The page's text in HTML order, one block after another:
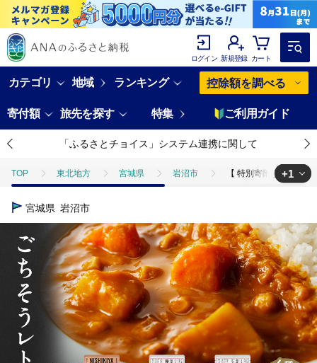
ログイン 新規登録 カート
カテゴリ 地域 ランキング 控除額を調べる
寄付額 旅先を探す 特集 ご利用ガイド
「ふるさとチョイス」システム連携に関して
TOP 東北地方 宮城県 岩沼市 【 特別寄附額 】カレ
TOP
+1
宮城県 岩沼市